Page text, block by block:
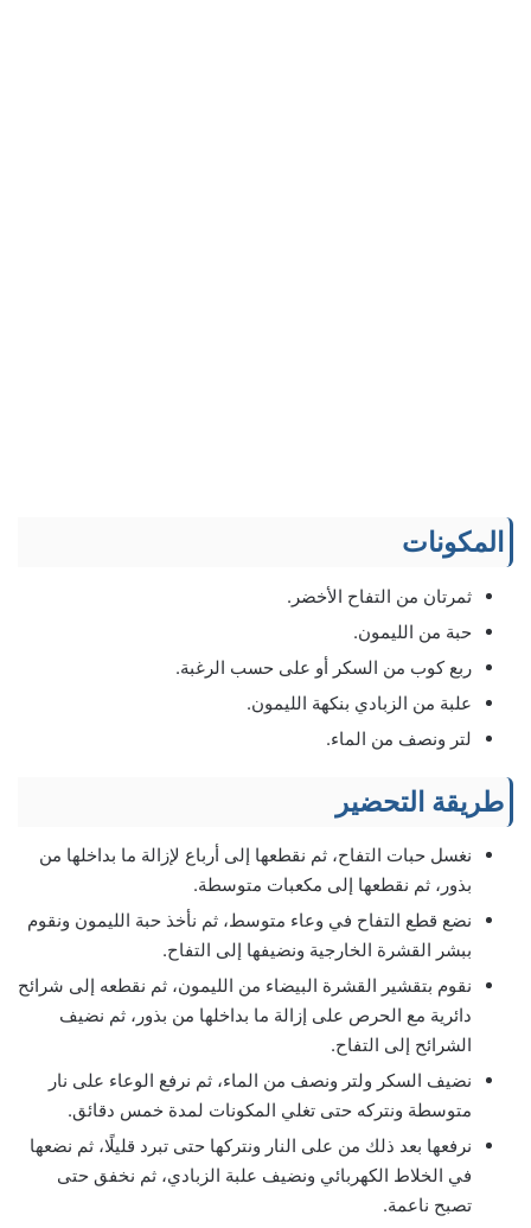
المكونات
ثمرتان من التفاح الأخضر.
حبة من الليمون.
ربع كوب من السكر أو على حسب الرغبة.
علبة من الزبادي بنكهة الليمون.
لتر ونصف من الماء.
طريقة التحضير
نغسل حبات التفاح، ثم نقطعها إلى أرباع لإزالة ما بداخلها من
بذور، ثم نقطعها إلى مكعبات متوسطة.
نضع قطع التفاح في وعاء متوسط، ثم نأخذ حبة الليمون ونقوم
ببشر القشرة الخارجية ونضيفها إلى التفاح.
نقوم بتقشير القشرة البيضاء من الليمون، ثم نقطعه إلى شرائح
دائرية مع الحرص على إزالة ما بداخلها من بذور، ثم نضيف
الشرائح إلى التفاح.
نضيف السكر ولتر ونصف من الماء، ثم نرفع الوعاء على نار
متوسطة ونتركه حتى تغلي المكونات لمدة خمس دقائق.
نرفعها بعد ذلك من على النار ونتركها حتى تبرد قليلًا، ثم نضعها
في الخلاط الكهربائي ونضيف علبة الزبادي، ثم نخفق حتى
تصبح ناعمة.